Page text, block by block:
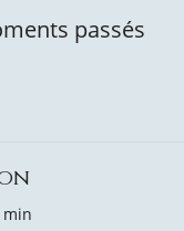
passés
min